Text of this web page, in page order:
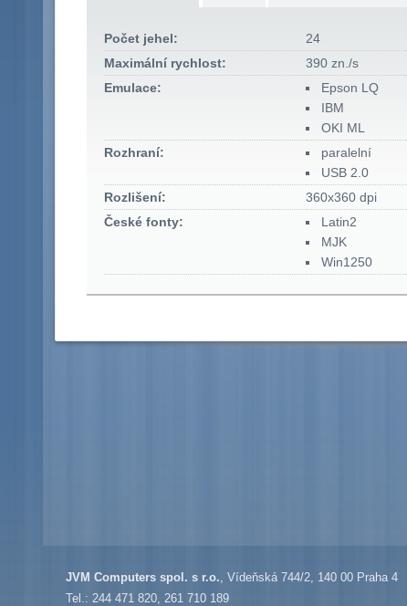
Počet jehel:
24
Maximální rychlost:
390 zn./s
Emulace:
Epson LQ
IBM
OKI ML
Rozhraní:
paralelní
USB 2.0
Rozlišení:
360x360 dpi
České fonty:
Latin2
MJK
Win1250
JVM Computers spol. s r.o., Vídeňská 744/2, 140 00 Praha 4
Tel.: 244 471 820, 261 710 189